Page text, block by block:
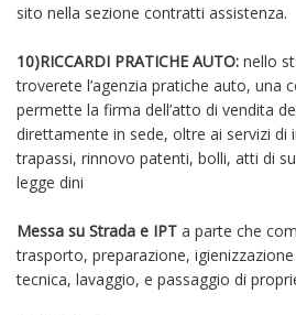
sito nella sezione contratti assistenza.
10)RICCARDI PRATICHE AUTO: nello
troverete l’agenzia pratiche auto, una
permette la firma dell’atto di vendita
direttamente in sede, oltre ai servizi di
trapassi, rinnovo patenti, bolli, atti di
legge dini
Messa su Strada e IPT a parte che
trasporto, preparazione,
tecnica, lavaggio, e passaggio di